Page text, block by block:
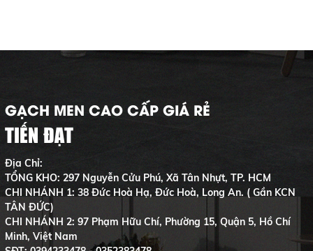
GẠCH MEN CAO CẤP GIÁ RẺ
TIẾN ĐẠT
Địa Chỉ:
TỔNG KHO: 297 Nguyễn Cửu Phú, Xã Tân Nhựt, TP. HCM
CHI NHÁNH 1: 38 Đức Hoà Hạ, Đức Hoà, Long An. ( Gần KCN
TÂN ĐỨC)
CHI NHÁNH 2: 97 Phạm Hữu Chí, Phường 15, Quận 5, Hồ Chí
Minh, Việt Nam